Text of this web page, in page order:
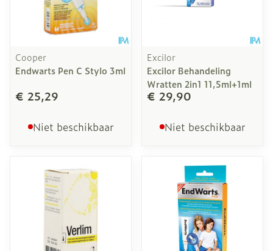
Cooper
Endwarts Pen C Stylo 3ml
€ 25,29
Niet beschikbaar
Excilor
Excilor Behandeling
Wratten 2in1 11,5ml+1ml
€ 29,90
Niet beschikbaar